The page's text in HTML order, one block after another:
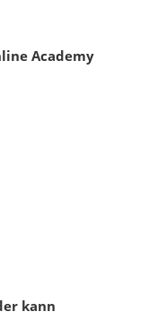
Academy
kann